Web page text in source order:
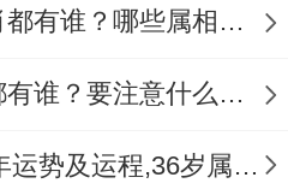
2023年发横财的生肖都有谁？哪些属相财运旺盛？
2023年不顺的生肖都有谁？要注意什么呢？
1988年属龙女2024年运势及运程,36岁属龙人2024全年每月运势女性如何